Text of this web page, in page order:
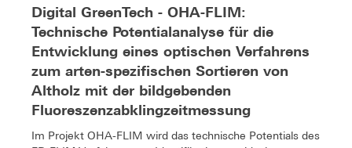
Digital GreenTech - OHA-FLIM:
Technische Potentialanalyse für die
Entwicklung eines optischen Verfahrens
zum arten-spezifischen Sortieren von
Altholz mit der bildgebenden
Fluoreszenzabklingzeitmessung
Im Projekt OHA-FLIM wird das technische Potentials des